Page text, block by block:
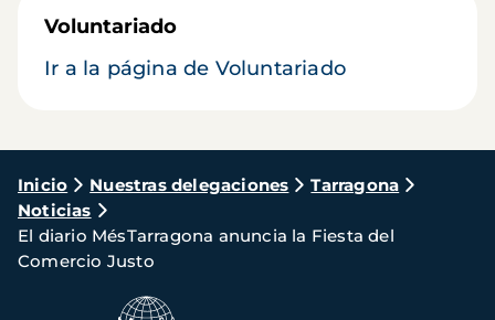
Voluntariado
Ir a la página de Voluntariado
Ruta
de
navegación
Inicio Nuestras delegaciones
Tarragona
Noticias
El diario MésTarragona anuncia la Fiesta del
Comercio Justo